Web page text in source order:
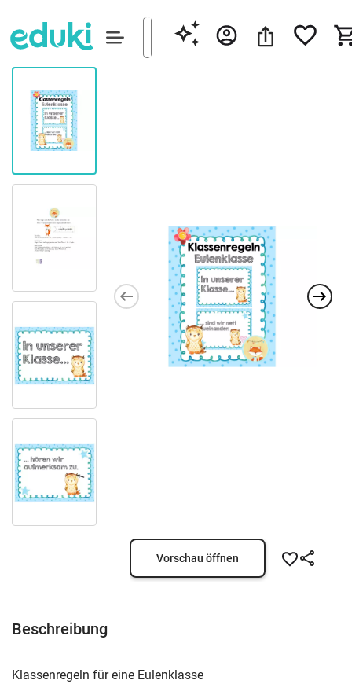
Vorschau öffnen
Beschreibung
Klassenregeln für eine Eulenklasse